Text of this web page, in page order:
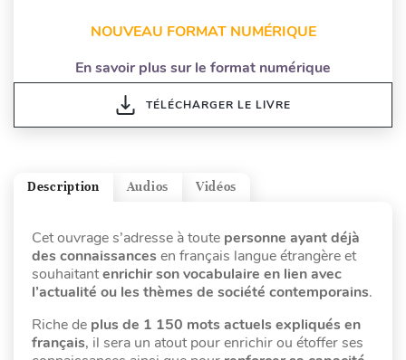
NOUVEAU FORMAT NUMÉRIQUE
En savoir plus sur le format numérique
TÉLÉCHARGER LE LIVRE
Vidéos
Audios
Description
Cet ouvrage s’adresse à toute personne ayant déjà
des connaissances en français langue étrangère et
souhaitantenrichir son vocabulaire en lien avec
l’actualité ou les thèmes de société contemporains.
Riche de plus de 1 150 mots actuels expliqués en
français, il sera un atout pour enrichir ou étoffer ses